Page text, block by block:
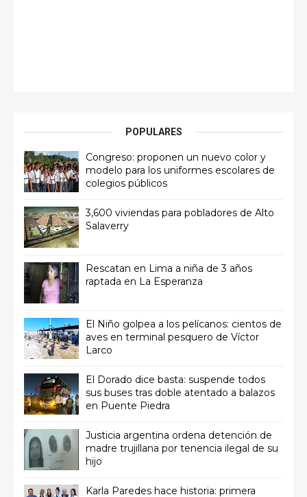
POPULARES
Congreso: proponen un nuevo color y
modelo para los uniformes escolares de
colegios públicos
3,600 viviendas para pobladores de Alto
Salaverry
Rescatan en Lima a niña de 3 años
raptada en La Esperanza
El Niño golpea a los pelícanos: cientos de
aves en terminal pesquero de Víctor
Larco
El Dorado dice basta: suspende todos
sus buses tras doble atentado a balazos
en Puente Piedra
Justicia argentina ordena detención de
madre trujillana por tenencia ilegal de su
hijo
Karla Paredes hace historia: primera